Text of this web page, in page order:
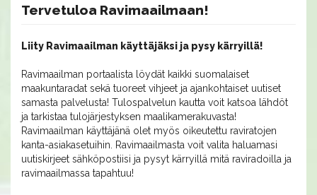
Tervetuloa Ravimaailmaan!
Liity Ravimaailman käyttäjäksi ja pysy kärryillä!
Ravimaailman portaalista löydät kaikki suomalaiset
maakuntaradat sekä tuoreet vihjeet ja ajankohtaiset uutiset
samasta palvelusta! Tulospalvelun kautta voit katsoa lähdöt
ja tarkistaa tulojärjestyksen maalikamerakuvasta!
Ravimaailman käyttäjänä olet myös oikeutettu raviratojen
kanta-asiakasetuihin. Ravimaailmasta voit valita haluamasi
uutiskirjeet sähköpostiisi ja pysyt kärryillä mitä raviradoilla ja
ravimaailmassa tapahtuu!